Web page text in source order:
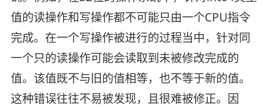
值的读操作和写操作都不可能只由一个CPU指令
完成。在一个写操作被进行的过程当中，针对同
一个只的读操作可能会读取到未被修改完成的
值。该值既不与旧的值相等，也不等于新的值。
这种错误往往不易被发现，且很难被修正。因